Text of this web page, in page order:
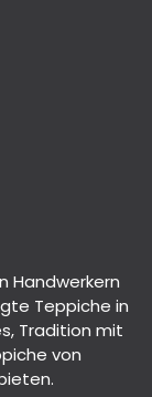
Handwerkern
Teppiche in
Tradition mit
von